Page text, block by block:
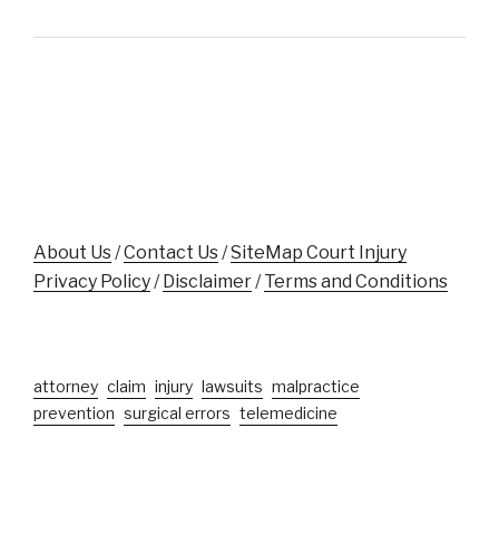
Assaulted
World"
About Us/Contact Us/SiteMap Court Injury
Privacy Policy/Disclaimer/Terms and Conditions
attorney claim injury lawsuits malpractice
prevention surgical errors telemedicine